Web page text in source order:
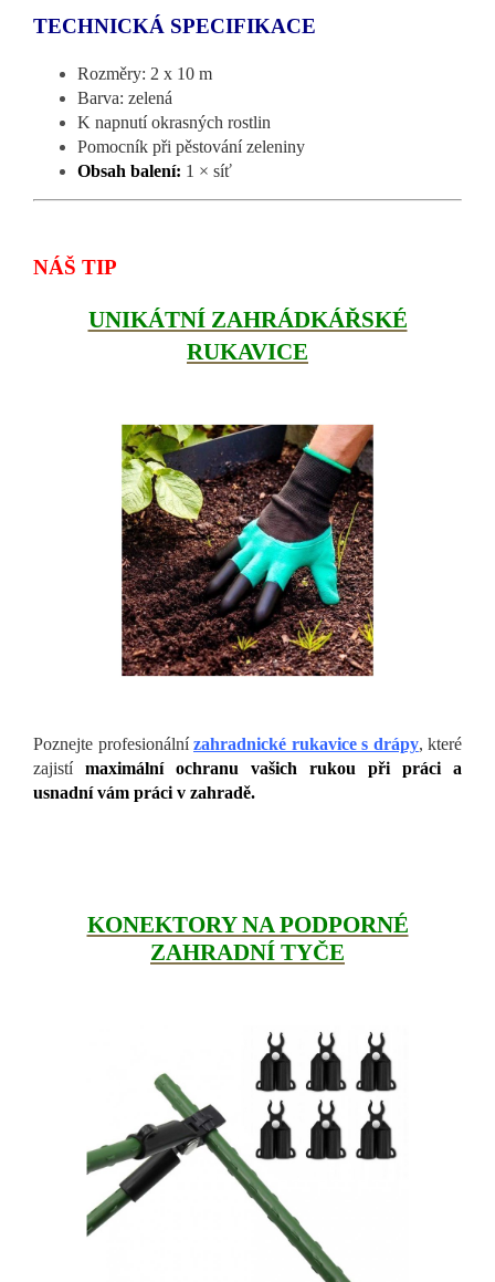
TECHNICKÁ SPECIFIKACE
Rozměry: 2 x 10 m
Barva: zelená
K napnutí okrasných rostlin
Pomocník při pěstování zeleniny
Obsah balení: 1 × síť
NÁŠ TIP
UNIKÁTNÍ ZAHRÁDKÁŘSKÉ
RUKAVICE
Poznejte profesionálnízahradnické rukavice s drápy, které
zajistí
maximální ochranu vašich rukou při práci a
usnadní vám práci v zahradě.
KONEKTORY NA PODPORNÉ
ZAHRADNÍ TYČE